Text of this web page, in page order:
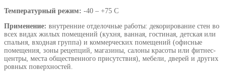
Температурный режим: -40 – +75 С
Применение: внутренние отделочные работы: декорирование стен во
всех видах жилых помещений (кухня, ванная, гостиная, детская или
спальня, входная группа) и коммерческих помещений (офисные
помещения, зоны рецепций, магазины, салоны красоты или фитнес-
центры, места общественного присутствия), мебели, дверей и других
ровных поверхностей.